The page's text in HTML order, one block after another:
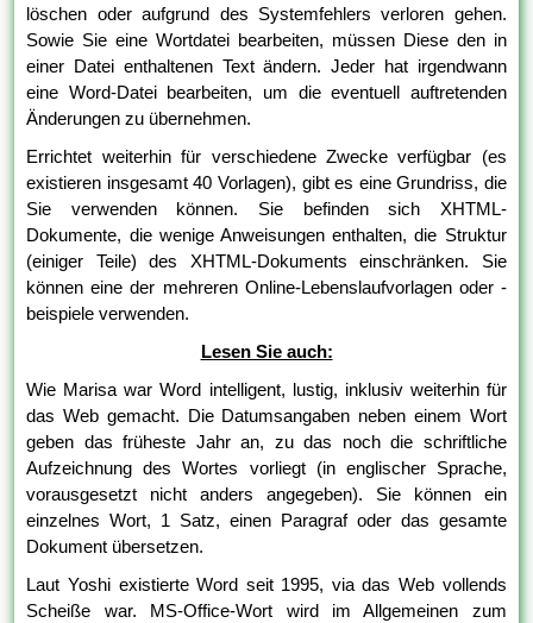
löschen oder aufgrund des Systemfehlers verloren gehen.
Sowie Sie eine Wortdatei bearbeiten, müssen Diese den in
einer Datei enthaltenen Text ändern. Jeder hat irgendwann
eine Word-Datei bearbeiten, um die eventuell auftretenden
Änderungen zu übernehmen.
Errichtet weiterhin für verschiedene Zwecke verfügbar (es
existieren insgesamt 40 Vorlagen), gibt es eine Grundriss, die
Sie verwenden können. Sie befinden sich XHTML-
Dokumente, die wenige Anweisungen enthalten, die Struktur
(einiger Teile) des XHTML-Dokuments einschränken. Sie
können eine der mehreren Online-Lebenslaufvorlagen oder -
beispiele verwenden.
Lesen Sie auch:
Wie Marisa war Word intelligent, lustig, inklusiv weiterhin für
das Web gemacht. Die Datumsangaben neben einem Wort
geben das früheste Jahr an, zu das noch die schriftliche
Aufzeichnung des Wortes vorliegt (in englischer Sprache,
vorausgesetzt nicht anders angegeben). Sie können ein
einzelnes Wort, 1 Satz, einen Paragraf oder das gesamte
Dokument übersetzen.
Laut Yoshi existierte Word seit 1995, via das Web vollends
Scheiße war. MS-Office-Wort wird im Allgemeinen zum